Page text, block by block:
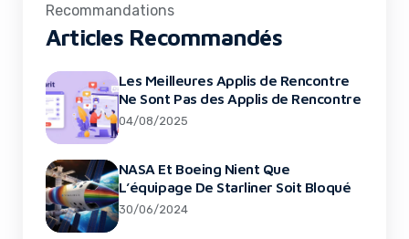
Recommandations
Articles Recommandés
Les Meilleures Applis de Rencontre
Ne Sont Pas des Applis de Rencontre
04/08/2025
NASA Et Boeing Nient Que
L’équipage De Starliner Soit Bloqué
30/06/2024